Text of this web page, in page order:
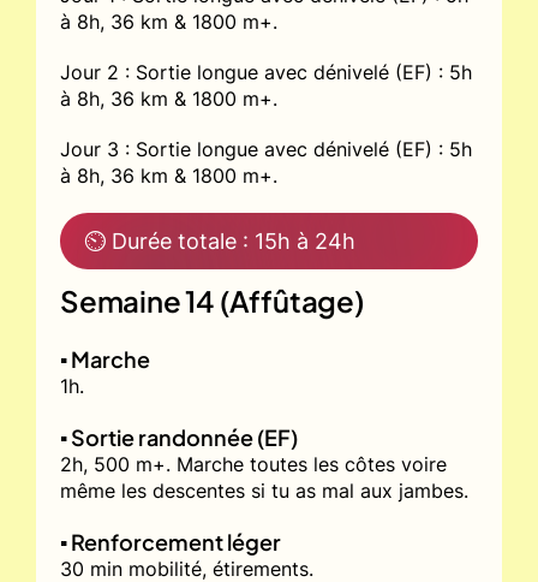
à 8h, 36 km & 1800 m+.
Jour 2 : Sortie longue avec dénivelé (EF) : 5h
à 8h, 36 km & 1800 m+.
Jour 3 : Sortie longue avec dénivelé (EF) : 5h
à 8h, 36 km & 1800 m+.
⏲ Durée totale : 15h à 24h
Semaine 14 (Affûtage)
▪️ Marche
1h.
▪️ Sortie randonnée (EF)
2h, 500 m+. Marche toutes les côtes voire
même les descentes si tu as mal aux jambes.
▪️ Renforcement léger
30 min mobilité, étirements.